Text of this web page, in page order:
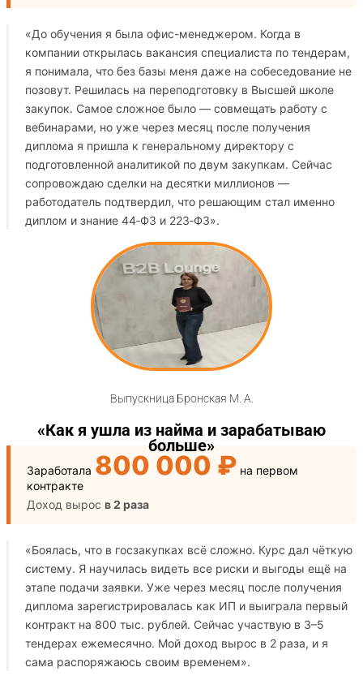
«До обучения я была офис-менеджером. Когда в
компании открылась вакансия специалиста по тендерам,
я понимала, что без базы меня даже на собеседование не
позовут. Решилась на переподготовку в Высшей школе
закупок. Самое сложное было — совмещать работу с
вебинарами, но уже через месяц после получения
диплома я пришла к генеральному директору с
подготовленной аналитикой по двум закупкам. Сейчас
сопровождаю сделки на десятки миллионов —
работодатель подтвердил, что решающим стал именно
диплом и знание 44‑ФЗ и 223‑ФЗ».
Выпускница Бронская М. А.
«Как я ушла из найма и зарабатываю
больше»
Заработала 800 000 ₽ на первом
контракте
Доход вырос в 2 раза
«Боялась, что в госзакупках всё сложно. Курс дал чёткую
систему. Я научилась видеть все риски и выгоды ещё на
этапе подачи заявки. Уже через месяц после получения
диплома зарегистрировалась как ИП и выиграла первый
контракт на 800 тыс. рублей. Сейчас участвую в 3–5
тендерах ежемесячно. Мой доход вырос в 2 раза, и я
сама распоряжаюсь своим временем».